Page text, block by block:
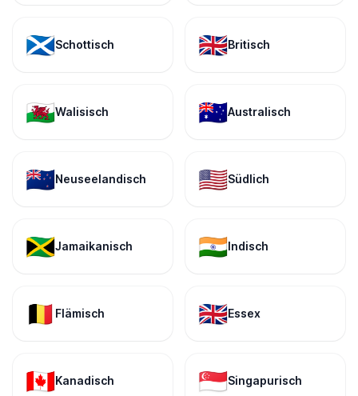
🏴󠁧󠁢󠁳󠁣󠁴󠁿Schottisch 🇬🇧Britisch
🏴󠁧󠁢󠁷󠁬󠁳󠁿Walisisch 🇦🇺Australisch
🇳🇿Neuseelandisch 🇺🇸Südlich
🇯🇲Jamaikanisch 🇮🇳Indisch
🇧🇪 Flämisch 🇬🇧Essex
🇨🇦Kanadisch 🇸🇬Singapurisch